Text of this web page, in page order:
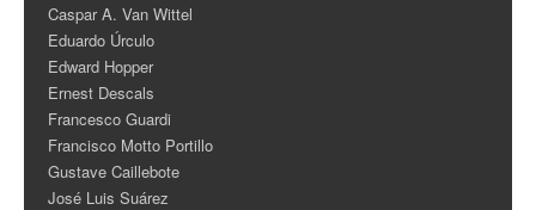
Caspar A. Van Wittel
Eduardo Úrculo
Edward Hopper
Ernest Descals
Francesco Guardi
Francisco Motto Portillo
Gustave Caillebote
José Luis Suárez